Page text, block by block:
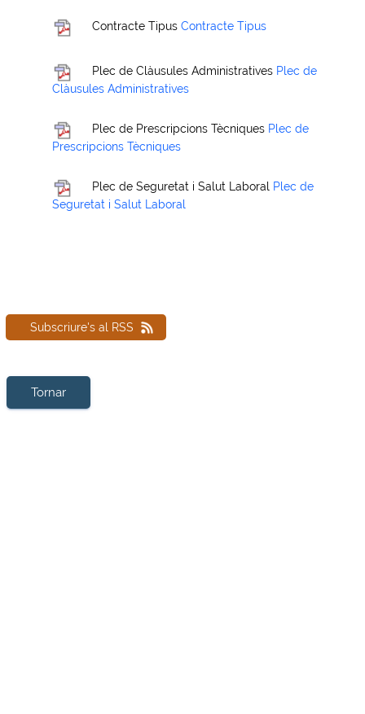
Contracte Tipus Contracte Tipus
Plec de Clàusules Administratives Plec de
Clàusules Administratives
Plec de Prescripcions Tècniques Plec de
Prescripcions Tècniques
Plec de Seguretat i Salut Laboral Plec de
Seguretat i Salut Laboral
Subscriure's al RSS